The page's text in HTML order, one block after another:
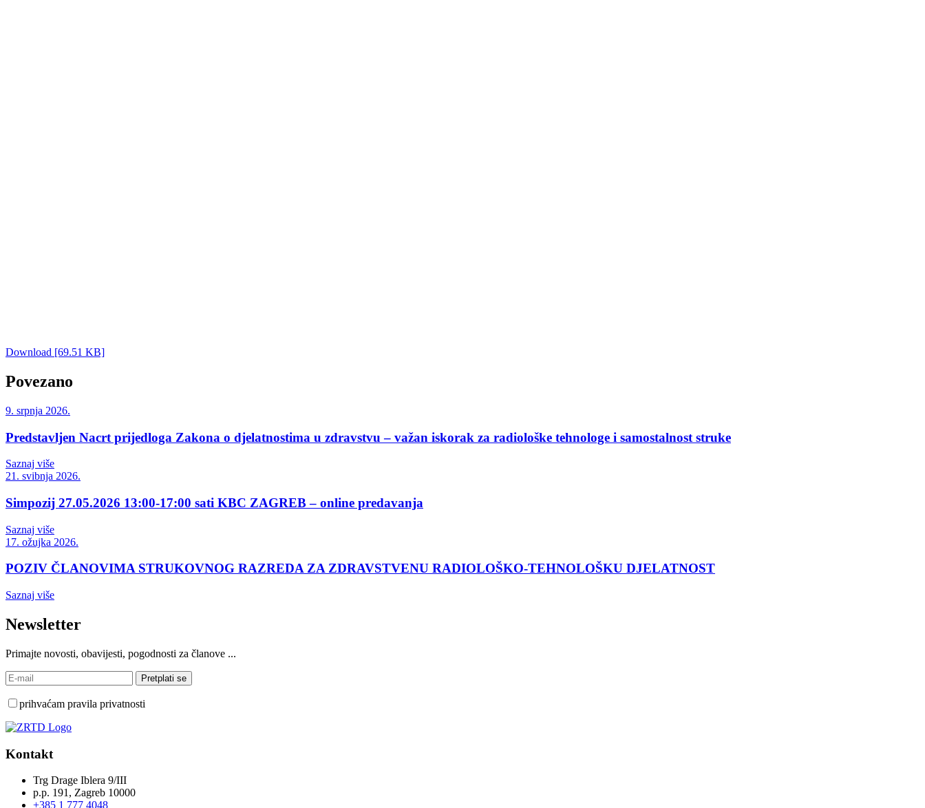
Download [69.51 KB]
Povezano
9. srpnja 2026.
Predstavljen Nacrt prijedloga Zakona o djelatnostima u zdravstvu – važan iskorak za radiološke tehnologe i samostalnost struke
Saznaj više
21. svibnja 2026.
Simpozij 27.05.2026 13:00-17:00 sati KBC ZAGREB – online predavanja
Saznaj više
17. ožujka 2026.
POZIV ČLANOVIMA STRUKOVNOG RAZREDA ZA ZDRAVSTVENU RADIOLOŠKO-TEHNOLOŠKU DJELATNOST
Saznaj više
Newsletter
Primajte novosti, obavijesti, pogodnosti za članove ...
prihvaćam pravila privatnosti
Kontakt
Trg Drage Iblera 9/III
p.p. 191, Zagreb 10000
+385 1 777 4048